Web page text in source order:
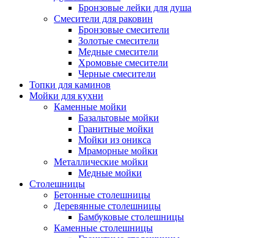
Бронзовые лейки для душа
Смесители для раковин
Бронзовые смесители
Золотые смесители
Медные смесители
Хромовые смесители
Черные смесители
Топки для каминов
Мойки для кухни
Каменные мойки
Базальтовые мойки
Гранитные мойки
Мойки из оникса
Мраморные мойки
Металлические мойки
Медные мойки
Столешницы
Бетонные столешницы
Деревянные столешницы
Бамбуковые столешницы
Каменные столешницы